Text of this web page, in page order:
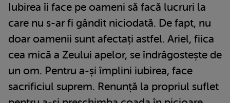
Iubirea îi face pe oameni să facă lucruri la
care nu s-ar fi gândit niciodată. De fapt, nu
doar oamenii sunt afectați astfel. Ariel, fiica
cea mică a Zeului apelor, se îndrăgostește de
un om. Pentru a-și împlini iubirea, face
sacrificiul suprem. Renunță la propriul suflet